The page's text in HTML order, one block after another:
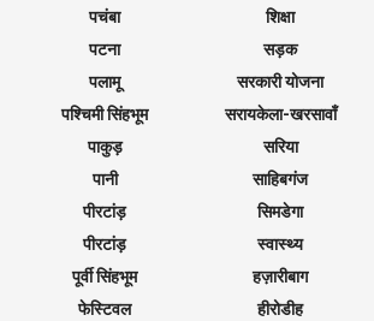
पचंबा
पटना
पलामू
पश्चिमी सिंहभूम
पाकुड़
पानी
पीरटांड़
पीरटांड़
पूर्वी सिंहभूम
फेस्टिवल
शिक्षा
सड़क
सरकारी योजना
सरायकेला-खरसावाँ
सरिया
साहिबगंज
सिमडेगा
स्वास्थ्य
हज़ारीबाग
हीरोडीह